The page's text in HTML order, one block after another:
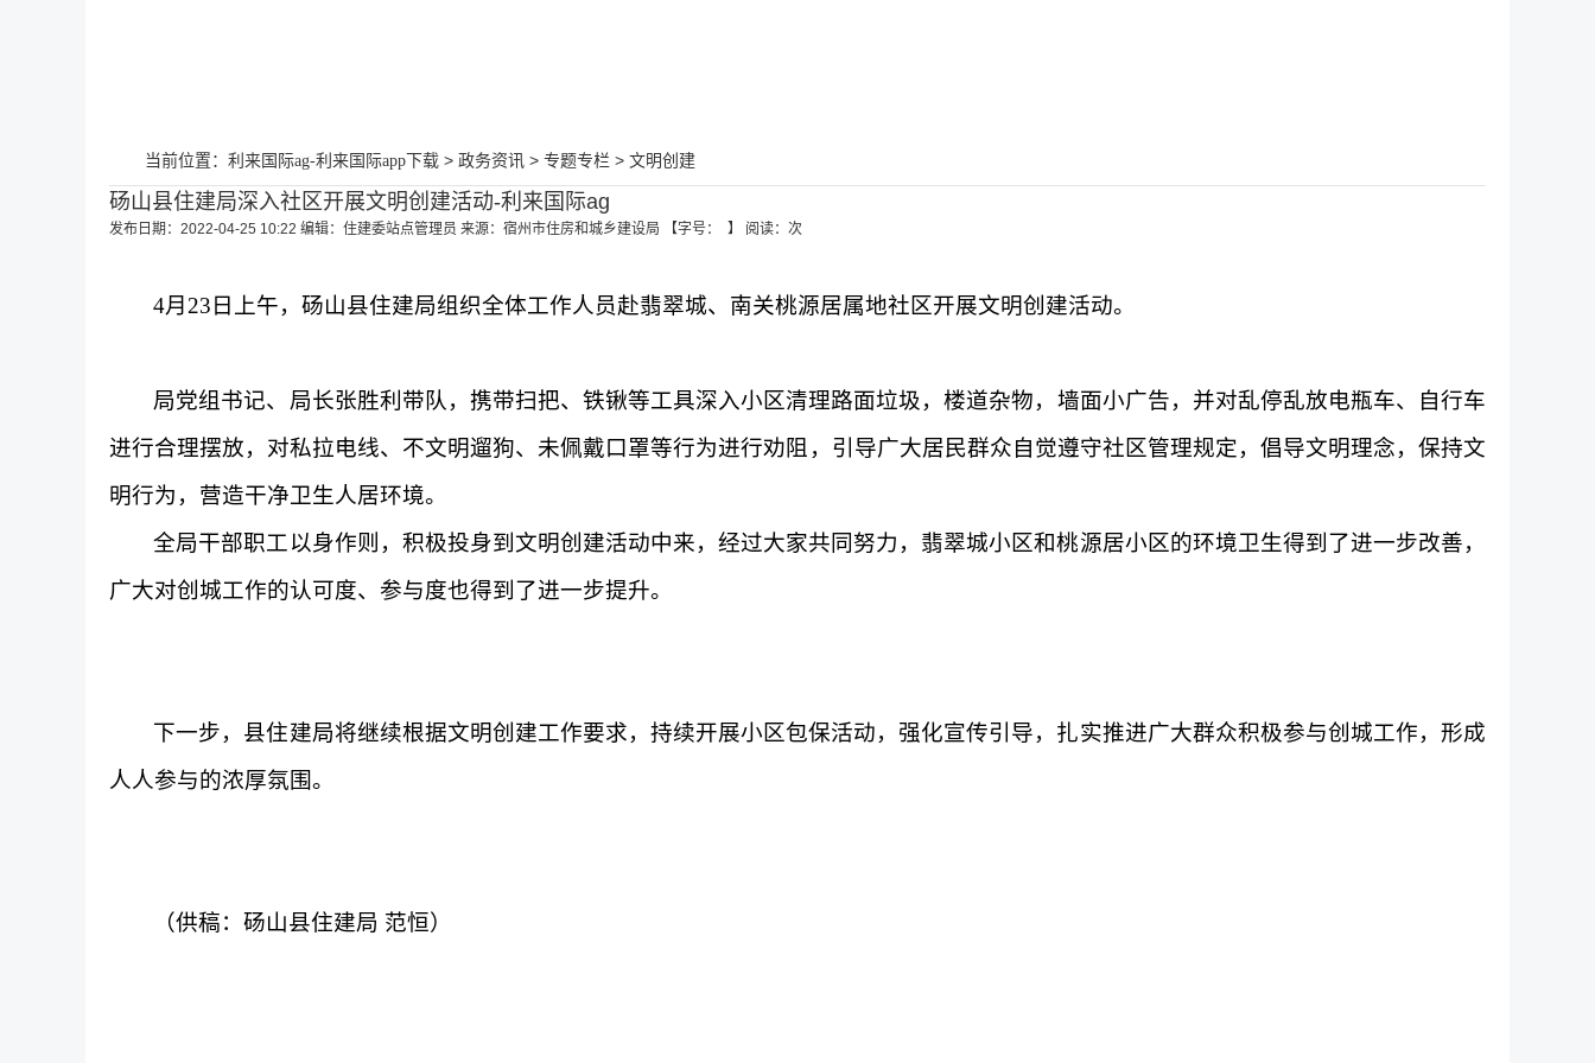
当前位置： 利来国际ag-利来国际app下载 > 政务资讯 > 专题专栏 > 文明创建
砀山县住建局深入社区开展文明创建活动-利来国际ag
发布日期：2022-04-25 10:22 编辑：住建委站点管理员 来源：宿州市住房和城乡建设局 【字号： 】 阅读： 次
4月23日上午，砀山县住建局组织全体工作人员赴翡翠城、南关桃源居属地社区开展文明创建活动。
局党组书记、局长张胜利带队，携带扫把、铁锹等工具深入小区清理路面垃圾，楼道杂物，墙面小广告，并对乱停乱放电瓶车、自行车
进行合理摆放，对私拉电线、不文明遛狗、未佩戴口罩等行为进行劝阻， 引导广大居民群众自觉遵守社区管理规定，倡导文明理念，保持文
明行为 ， 营造干净卫生人居环境。
全局干部职工以身作则，积极投身到文明创建活动中来，经过大家共同努力，翡翠城小区和桃源居小区的环境卫生得到了进一步改善，
广大对创城工作的认可度、参与度也得到了进一步提升。
下一步，县住建局将继续根据文明创建工作要求，持续开展小区包保活动，强化宣传引导，扎实推进广大群众积极参与创城工作，形成
人人参与的浓厚氛围。
（供稿：砀山县住建局 范恒）